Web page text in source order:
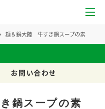
麺＆鍋大陸 牛すき鍋スープの素
お問い合わせ
鍋スープの素